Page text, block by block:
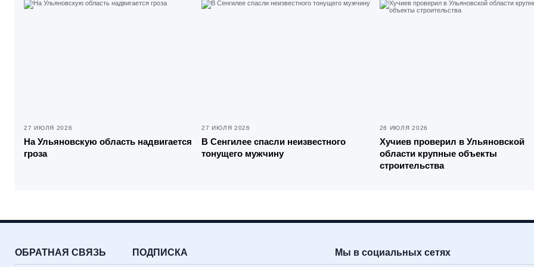
27 ИЮЛЯ 2026
На Ульяновскую область надвигается
гроза
27 ИЮЛЯ 2026
В Сенгилее спасли неизвестного
тонущего мужчину
26 ИЮЛЯ 2026
Хучиев проверил в Ульяновской
области крупные объекты
строительства
ОБРАТНАЯ СВЯЗЬ ПОДПИСКА Мы в социальных сетях